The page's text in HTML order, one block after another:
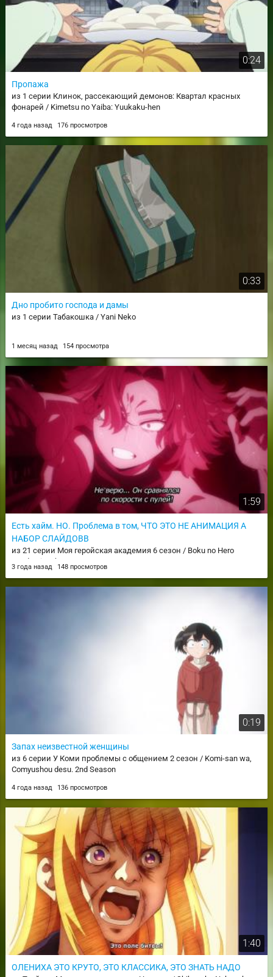
0:24
Пропажа
из 1 серии Клинок, рассекающий демонов: Квартал красных
фонарей / Kimetsu no Yaiba: Yuukaku-hen
4 года назад 176 просмотров
0:33
Дно пробито господа и дамы
из 1 серии Табакошка / Yani Neko
1 месяц назад 154 просмотра
1:59
Есть хайм. НО. Проблема в том, ЧТО ЭТО НЕ АНИМАЦИЯ А
НАБОР СЛАЙДОВВ
из 21 серии Моя геройская академия 6 сезон / Boku no Hero
Academia 6th Season
3 года назад 148 просмотров
0:19
Запах неизвестной женщины
из 6 серии У Коми проблемы с общением 2 сезон / Komi-san wa,
Comyushou desu. 2nd Season
4 года назад 136 просмотров
1:40
ОЛЕНИХА ЭТО КРУТО, ЭТО КЛАССИКА, ЭТО ЗНАТЬ НАДО